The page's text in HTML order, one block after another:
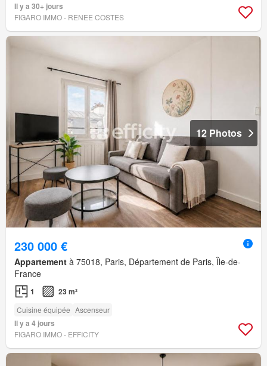
Il y a 30+ jours
FIGARO IMMO - RENEE COSTES
12 Photos
230 000 €
Appartement à 75018, Paris, Département de Paris, Île-de-
France
1 23 m²
Cuisine équipée Ascenseur
Il y a 4 jours
FIGARO IMMO - EFFICITY